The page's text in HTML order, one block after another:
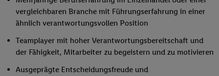
vergleichbaren Branche mit Führungserfahrung in einer
ähnlich verantwortungsvollen Position
Teamplayer mit hoher Verantwortungsbereitschaft und
der Fähigkeit, Mitarbeiter zu begeistern und zu motivieren
Ausgeprägte Entscheidungsfreude und